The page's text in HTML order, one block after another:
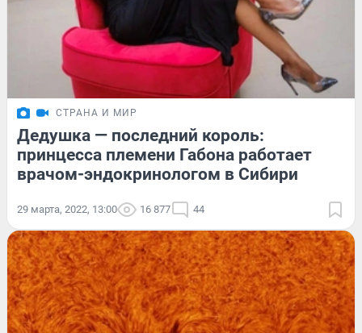
СТРАНА И МИР
Дедушка — последний король:
принцесса племени Габона работает
врачом-эндокринологом в Сибири
29 марта, 2022, 13:00 16 877 44